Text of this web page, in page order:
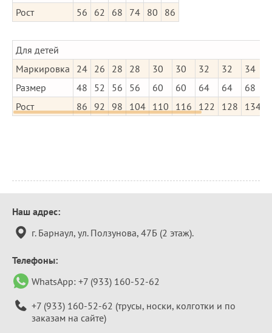
Рост
56 62 68 74 80 86
Для детей
Маркировка
24 26 28 28 30 30 32 32 34
Размер
48 52 56 56 60 60 64 64 68
Рост
86 92 98 104 110 116 122 128 134
Контактная
информация
Наш адрес:
г. Барнаул, ул. Ползунова, 47Б (2 этаж).
Телефоны:
WhatsApp: +7 (933) 160-52-62
+7 (933) 160-52-62 (трусы, носки, колготки и по
заказам на сайте)